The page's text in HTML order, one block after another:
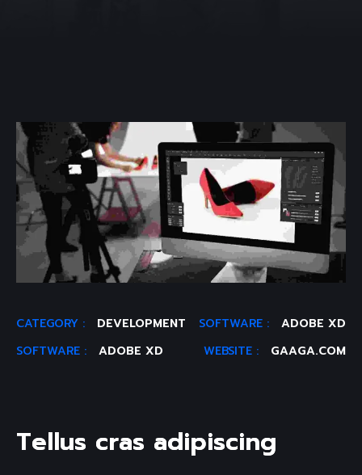
CATEGORY : DEVELOPMENT SOFTWARE :
ADOBE XD
SOFTWARE :
ADOBE XD WEBSITE : GAAGA.COM
Tellus cras adipiscing